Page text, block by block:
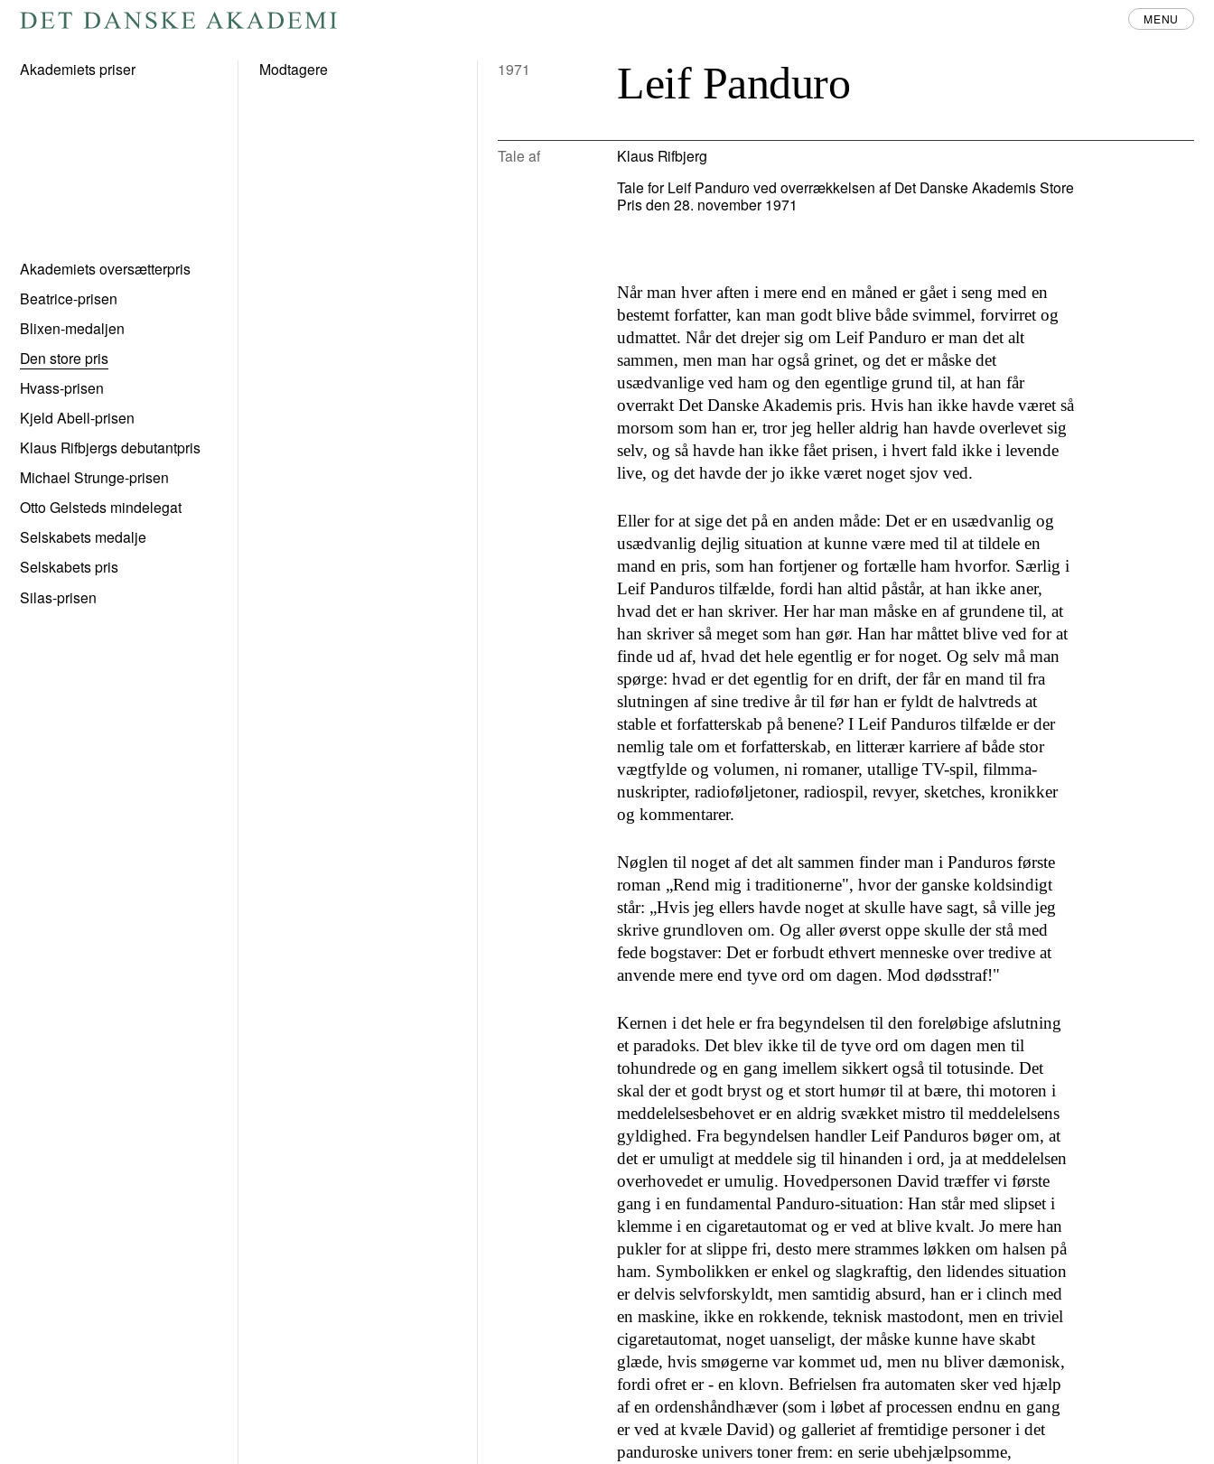
forsiden
MENU
Akademiets priser
Akademiets oversætterpris
Beatrice-prisen
Blixen-medaljen
Den store pris
Hvass-prisen
Kjeld Abell-prisen
Klaus Rifbjergs debutantpris
Michael Strunge-prisen
Otto Gelsteds mindelegat
Selskabets medalje
Selskabets pris
Silas-prisen
Modtagere 1971 Leif Panduro
Tale af
Klaus Rifbjerg
Tale for Leif Panduro ved overrækkelsen af Det Danske Akademis Store
Pris den 28. november 1971
Når man hver aften i mere end en måned er gået i seng med en
bestemt forfatter, kan man godt blive både svim­mel, forvirret og
udmattet. Når det drejer sig om Leif Panduro er man det alt
sammen, men man har også gri­net, og det er måske det
usædvanlige ved ham og den egentlige grund til, at han får
overrakt Det Danske Aka­demis pris. Hvis han ikke havde været så
morsom som han er, tror jeg heller aldrig han havde overlevet sig
selv, og så havde han ikke fået prisen, i hvert fald ikke i le­vende
live, og det havde der jo ikke været noget sjov ved.
Eller for at sige det på en anden måde: Det er en usædvanlig og
usædvanlig dejlig situation at kunne være med til at tildele en
mand en pris, som han fortjener og fortælle ham hvorfor. Særlig i
Leif Panduros tilfælde, fordi han altid påstår, at han ikke aner,
hvad det er han skriver. Her har man måske en af grundene til, at
han skriver så meget som han gør. Han har måttet blive ved for at
finde ud af, hvad det hele egentlig er for noget. Og selv må man
spørge: hvad er det egentlig for en drift, der får en mand til fra
slutningen af sine tredive år til før han er fyldt de halvtreds at
stable et forfatterskab på benene? I Leif Panduros tilfælde er der
nemlig tale om et forfatterskab, en litterær karriere af både stor
vægt­fylde og volumen, ni romaner, utallige TV-spil, filmma­
nuskripter, radioføljetoner, radiospil, revyer, sketches, kronikker
og kommentarer.
Nøglen til noget af det alt sammen finder man i Pan­duros første
roman „Rend mig i traditionerne", hvor der ganske koldsindigt
står: „Hvis jeg ellers havde noget at skulle have sagt, så ville jeg
skrive grundloven om. Og aller øverst oppe skulle der stå med
fede bogstaver: Det er forbudt ethvert menneske over tredive at
anvende mere end tyve ord om dagen. Mod dødsstraf!"
Kernen i det hele er fra begyndelsen til den foreløbige afslutning
et paradoks. Det blev ikke til de tyve ord om dagen men til
tohundrede og en gang imellem sikkert også til totusinde. Det
skal der et godt bryst og et stort humør til at bære, thi motoren i
meddelelsesbehovet er en aldrig svækket mistro til meddelelsens
gyldighed. Fra begyndelsen handler Leif Panduros bøger om, at
det er umuligt at meddele sig til hinanden i ord, ja at medde­lelsen
overhovedet er umulig. Hovedpersonen David træffer vi første
gang i en fundamental Panduro-situation: Han står med slipset i
klemme i en cigaretautomat og er ved at blive kvalt. Jo mere han
pukler for at slippe fri, desto mere strammes løkken om halsen på
ham. Sym­bolikken er enkel og slagkraftig, den lidendes situation
er delvis selvforskyldt, men samtidig absurd, han er i clinch med
en maskine, ikke en rokkende, teknisk mastodont, men en triviel
cigaretautomat, noget uanseligt, der må­ske kunne have skabt
glæde, hvis smøgerne var kommet ud, men nu bliver dæmonisk,
fordi ofret er - en klovn. Befrielsen fra automaten sker ved hjælp
af en ordens­håndhæver (som i løbet af processen endnu en gang
er ved at kvæle David) og galleriet af fremtidige personer i det
panduroske univers toner frem: en serie ubehjælp­somme,